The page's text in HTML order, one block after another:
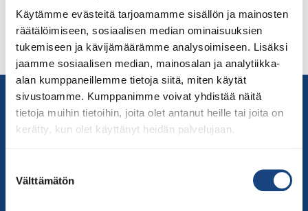
Käytämme evästeitä tarjoamamme sisällön ja mainosten
räätälöimiseen, sosiaalisen median ominaisuuksien
tukemiseen ja kävijämäärämme analysoimiseen. Lisäksi
jaamme sosiaalisen median, mainosalan ja analytiikka-
alan kumppaneillemme tietoja siitä, miten käytät
sivustoamme. Kumppanimme voivat yhdistää näitä
tietoja muihin tietoihin, joita olet antanut heille tai joita on
kerätty, kun olet käyttänyt heidän palvelujaan.
valinta
Välttämätön
vastata. Yhtenä ratkaisuna seuratoiminnan digiloikan
ottamiseen on Suomisport Seurapalvelu. Kerromme
yleisellä tasolla, miten Suomisport Seurapalvelun avulla
[…]
Yhteystiedot
Suomen Judoliitto
Olympiastadion